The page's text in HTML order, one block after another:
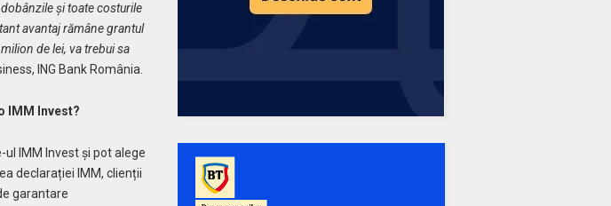
și toate costurile
avantaj rămâne grantul
de lei, va trebui sa
ING Bank România.
IMM Invest?
ul IMM Invest și pot alege
declarației IMM, clienții
garantare